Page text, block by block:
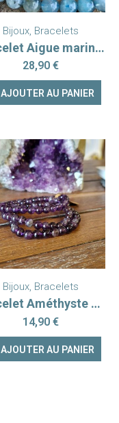
Bijoux, Bracelets
Bracelet Aigue marine 8mm
28,90 €
AJOUTER AU PANIER
Bijoux, Bracelets
Bracelet Améthyste 6mm
14,90 €
AJOUTER AU PANIER